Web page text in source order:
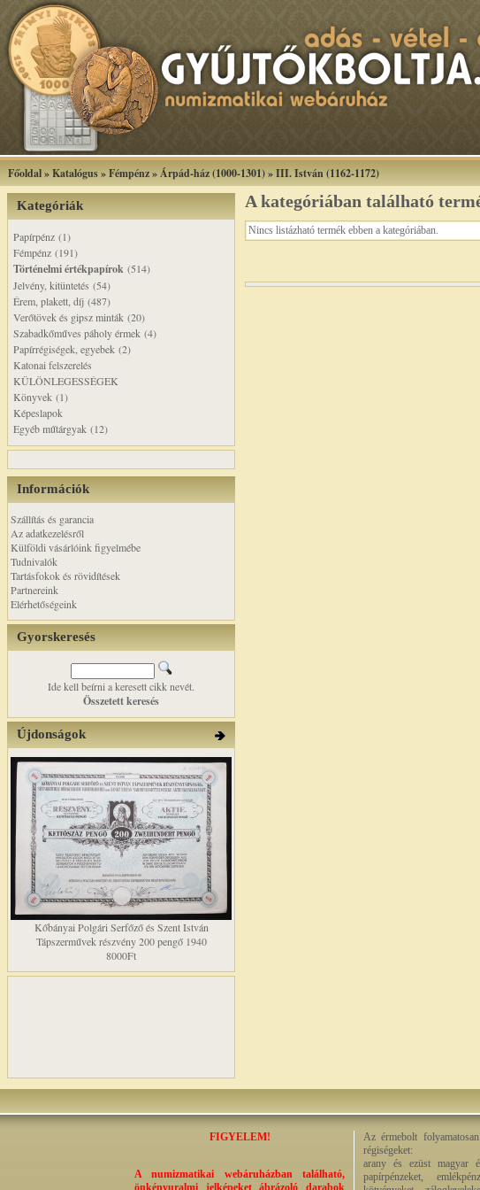
Főoldal»Katalógus»Fémpénz»Árpád-ház (1000-1301)»III. István (1162-1172)
Kategóriák
Papírpénz (1)
Fémpénz (191)
Történelmi értékpapírok (514)
Jelvény, kitüntetés (54)
Érem, plakett, díj (487)
Verőtövek és gipsz minták (20)
Szabadkőműves páholy érmek (4)
Papírrégiségek, egyebek (2)
Katonai felszerelés
KÜLÖNLEGESSÉGEK
Könyvek (1)
Képeslapok
Egyéb műtárgyak (12)
Információk
Szállítás és garancia
Az adatkezelésről
Külföldi vásárlóink figyelmébe
Tudnivalók
Tartásfokok és rövidítések
Partnereink
Elérhetőségeink
Gyorskeresés
Ide kell beírni a keresett cikk nevét.
Összetett keresés
Újdonságok
Kőbányai Polgári Serfőző és Szent István
Tápszerművek részvény 200 pengő 1940
8000Ft
A kategóriában található
Nincs listázható termék ebben a kategóriában.
FIGYELEM!
A numizmatikai webáruházban található,
önkényuralmi jelképeket ábrázoló darabok
Az érmebolt
régiségeket:
arany és ezüst magyar
papírpénzeket,